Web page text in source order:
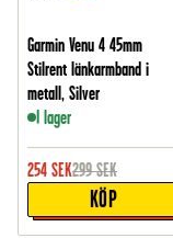
Garmin Venu 4 45mm
Stilrent länkarmband i
metall, Silver
I lager
254 SEK299 SEK
KÖP